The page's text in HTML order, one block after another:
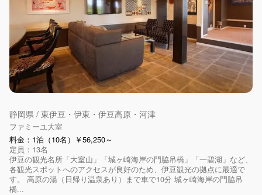
静岡県 / 東伊豆・伊東・伊豆高原・河津
ファミーユ大室
料金：1泊（10名）￥56,250～
定員：13名
伊豆の観光名所「大室山」「城ヶ崎海岸の門脇吊橋」「一碧湖」など、
各観光スポットへのアクセスが良好のため、伊豆観光の拠点に最適で
す。 高原の湯（日帰り温泉あり）まで車で10分 城ヶ崎海岸の門脇吊
橋...